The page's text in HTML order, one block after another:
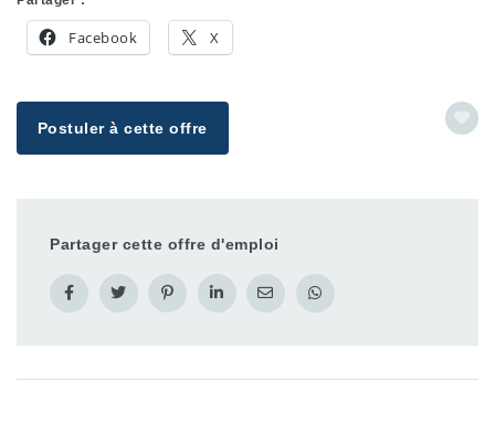
Facebook X
Postuler à cette offre
Partager cette offre d'emploi